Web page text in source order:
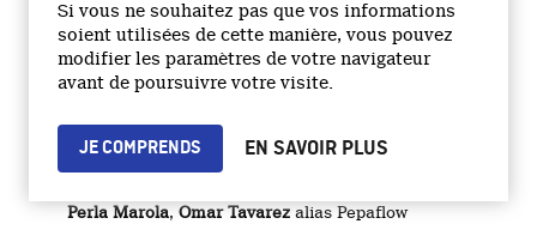
Si vous ne souhaitez pas que vos informations
soient utilisées de cette manière, vous pouvez
modifier les paramètres de votre navigateur
avant de poursuivre votre visite.
JE COMPRENDS EN SAVOIR PLUS
Interprétée par
Ricardo Ochoa
Paroles deMC Baby
La Otra Cara
Musique de
Ezel Feliz
Perla Marola, Omar Tavarez alias Pepaflow